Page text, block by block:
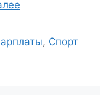
, Спорт